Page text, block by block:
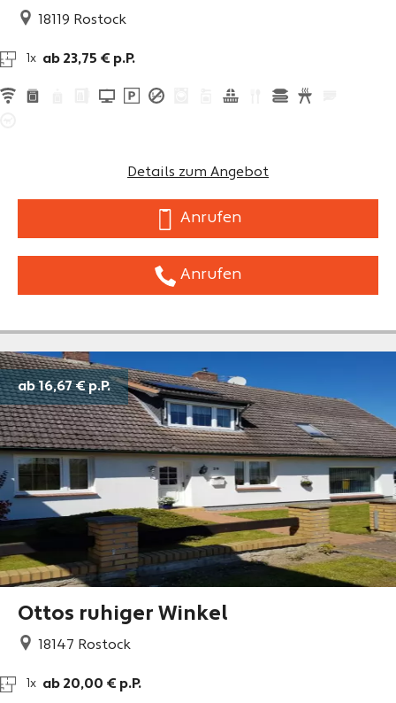
agen
18119 Rostock
1x ab 23,75 € p.P.
Details zum Angebot
Anrufen
Anrufen
Ottos ruhiger Winkel
18147 Rostock
1x ab 20,00 € p.P.
ab 16,67 €p.P.